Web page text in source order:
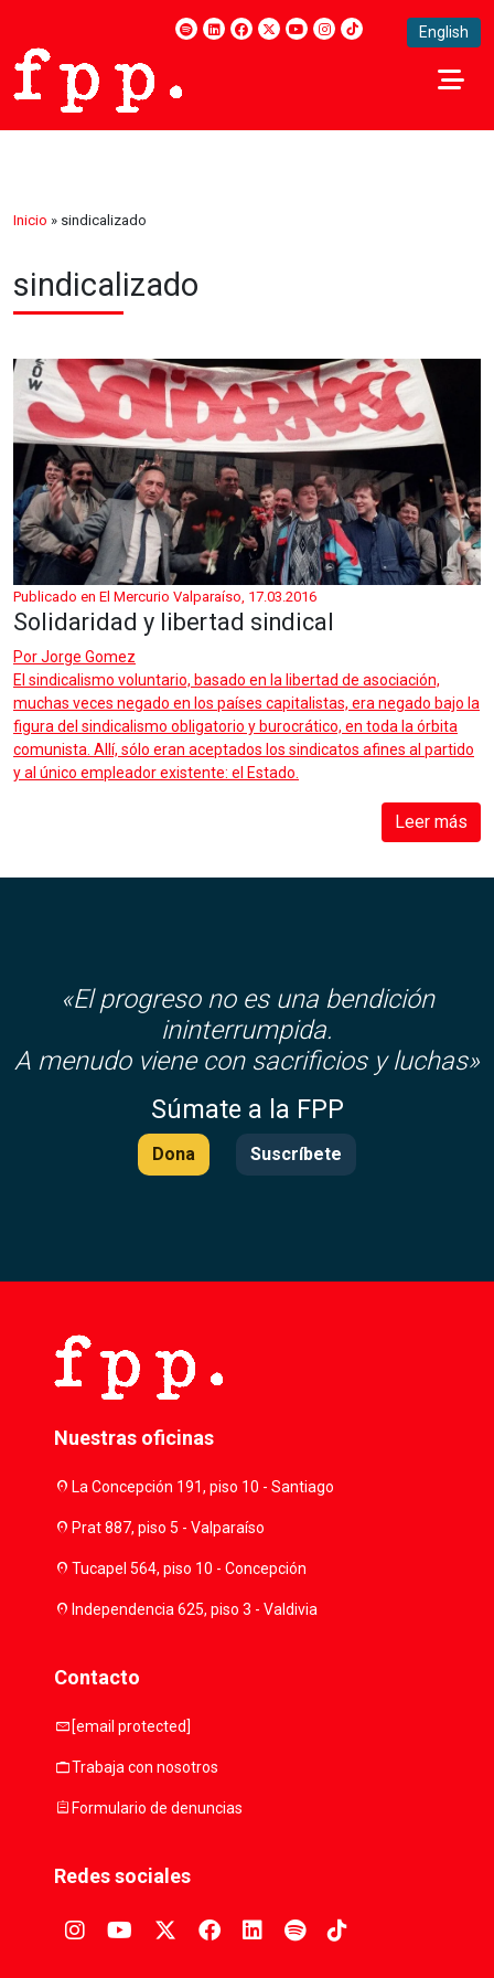
English
Inicio » sindicalizado
sindicalizado
Publicado en El Mercurio Valparaíso, 17.03.2016
Solidaridad y libertad sindical
PorJorge Gomez
El sindicalismo voluntario, basado en la libertad de asociación,
muchas veces negado en los países capitalistas, era negado bajo la
figura del sindicalismo obligatorio y burocrático, en toda la órbita
comunista. Allí, sólo eran aceptados los sindicatos afines al partido
y al único empleador existente: el Estado.
Leer más
«El progreso no es una bendición
ininterrumpida.
A menudo viene con sacrificios y luchas»
Súmate a la FPP
Dona Suscríbete
Nuestras oficinas
location_onLa Concepción 191, piso 10 - Santiago
location_onPrat 887, piso 5 - Valparaíso
location_onTucapel 564, piso 10 - Concepción
location_onIndependencia 625, piso 3 - Valdivia
Contacto
mail [email protected]
workTrabaja con nosotros
assignmentFormulario de denuncias
Redes sociales